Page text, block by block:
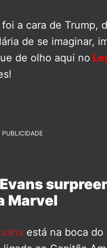
a cara de Trump,
de se imaginar,
de olho aqui no
PUBLICIDADE
Marvel
está na boca